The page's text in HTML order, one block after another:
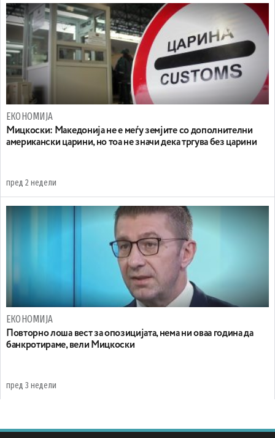
ЕКОНОМИЈА
Мицкоски: Македонија не е меѓу земјите со дополнителни
американски царини, но тоа не значи дека тргува без царини
пред 2 недели
ЕКОНОМИЈА
Повторно лоша вест за опозицијата, нема ни оваа година да
банкротираме, вели Мицкоски
пред 3 недели